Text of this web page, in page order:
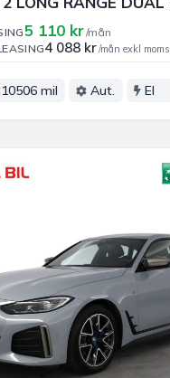
5 110 kr/mån
4 088 kr/mån exkl moms
10506 mil Aut. El